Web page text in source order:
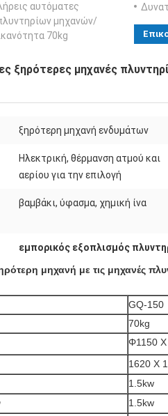
αυτόματες
μηχανών/
70kg
ξηρότερες μηχανές
ξηρότερη μηχανή ενδυμάτων
Ηλεκτρική, θέρμανση ατμού και
αερίου για την επιλογή
βαμβάκι, ύφασμα, χημική ίνα
εμπορικός εξοπλισμός
μηχανή με τις μηχανές
GQ-150
70kg
Φ1150 Χ
1620 X
1.5kw
1.5kw